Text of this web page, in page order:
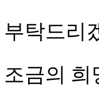
부탁드리
조금의 희